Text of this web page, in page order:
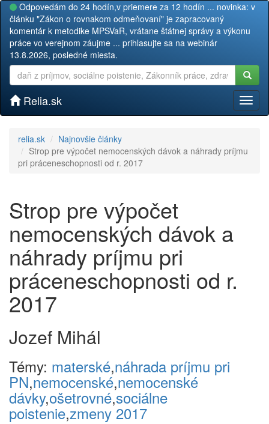
Odpovedám do 24 hodín,v priemere za 12 hodín ... novinka: v
článku "Zákon o rovnakom odmeňovaní" je zapracovaný
komentár k metodike MPSVaR, vrátane štátnej správy a výkonu
práce vo verejnom záujme ... prihlasujte sa na webinár
13.8.2026, posledné miesta.
Relia.sk
relia.sk
Najnovšie články
Strop pre výpočet nemocenských dávok a náhrady príjmu
pri práceneschopnosti od r. 2017
Strop pre výpočet
nemocenských dávok a
náhrady príjmu pri
práceneschopnosti od r.
2017
Jozef Mihál
Témy: materské,náhrada príjmu pri
PN,nemocenské,nemocenské
dávky,ošetrovné,sociálne
poistenie,zmeny 2017